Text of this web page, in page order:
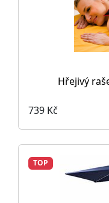
Hřejivý
739 Kč
TOP